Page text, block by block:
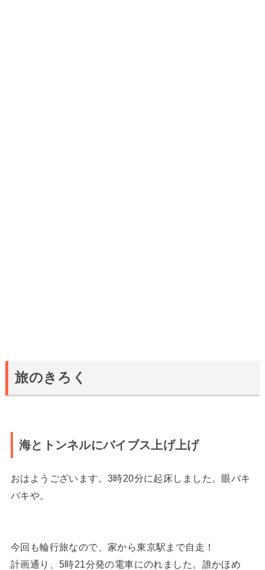
旅のきろく
海とトンネルにバイブス上げ上げ
おはようございます。3時20分に起床しました。眼バキ
バキや。
今回も輪行旅なので、家から東京駅まで自走！
計画通り、5時21分発の電車にのれました。誰かほめ